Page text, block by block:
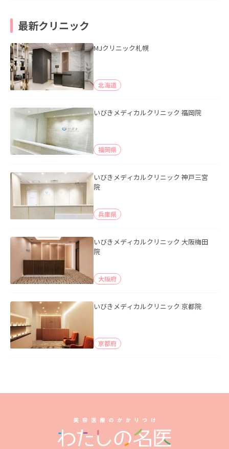
最新クリニック
MJクリニック札幌
北海道
いびきメディカルクリニック 福岡院
福岡県
いびきメディカルクリニック 神戸三宮
院
兵庫県
いびきメディカルクリニック 大阪梅田
院
大阪府
いびきメディカルクリニック 京都院
京都府